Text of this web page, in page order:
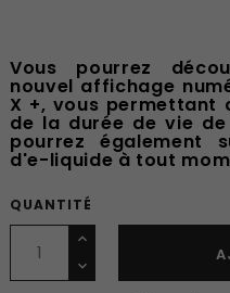
Vous pourrez
nouvel affichage
X +, vous permettant
de la durée de vie
pourrez également
d'e-liquide à tout
QUANTITÉ